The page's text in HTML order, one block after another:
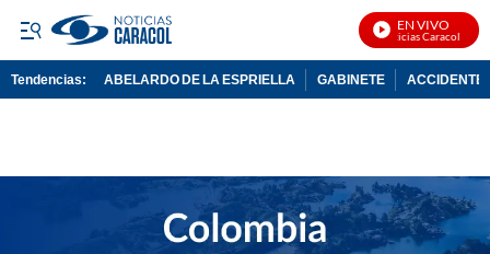
EN VIVO
Noticias Caracol En
Tendencias: ABELARDO DE LA ESPRIELLA GABINETE ACCIDENTE